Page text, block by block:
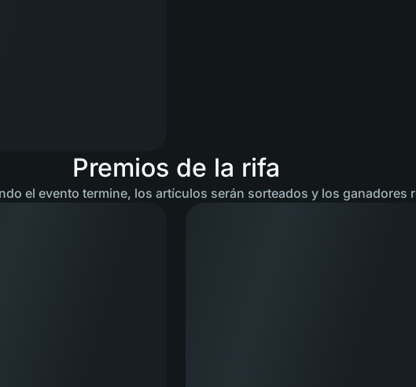
Premios de la rifa
el evento termine, los artículos serán sorteados y los ganadores